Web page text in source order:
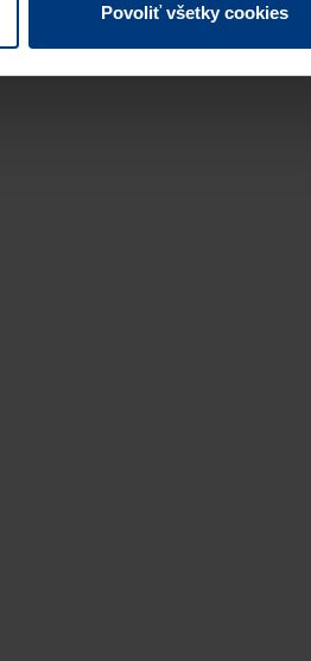
Povoliť všetky cookies